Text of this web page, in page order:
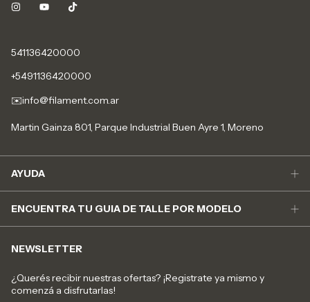
541136420000
+5491136420000
✉️info@filament.com.ar
Martin Gainza 801, Parque Industrial Buen Ayre 1, Moreno
AYUDA
ENCUENTRA TU GUIA DE TALLE POR MODELO
NEWSLETTER
¿Querés recibir nuestras ofertas? ¡Registrate ya mismo y
comenzá a disfrutarlas!